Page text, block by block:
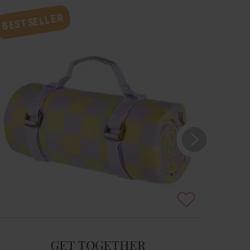
BESTSELLER
GET TOGETHER